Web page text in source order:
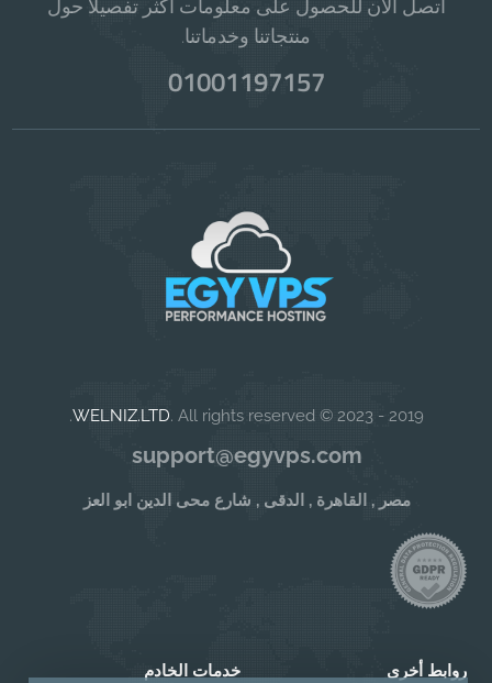
اتصل الآن للحصول على معلومات أكثر تفصيلاً حول
منتجاتنا وخدماتنا.
01001197157
2019 - 2023 ©
WELNIZ.LTD. All rights reserved.
support@egyvps.com
مصر , القاهرة , الدقى , شارع محى الدين ابو العز
روابط أخرى خدمات الخادم